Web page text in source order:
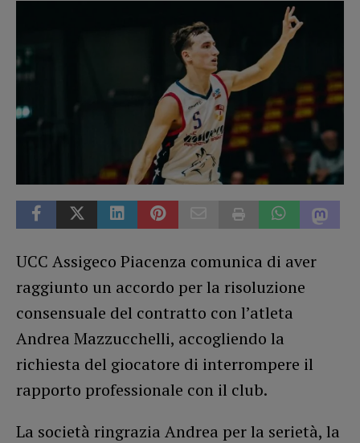
UCC Assigeco Piacenza comunica di aver
raggiunto un accordo per la risoluzione
consensuale del contratto con l’atleta
Andrea Mazzucchelli, accogliendo la
richiesta del giocatore di interrompere il
rapporto professionale con il club.
La società ringrazia Andrea per la serietà, la